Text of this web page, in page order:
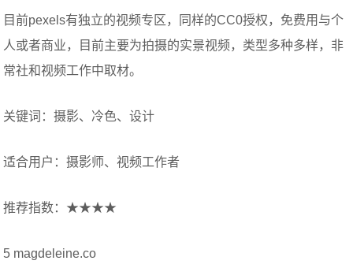
目前pexels有独立的视频专区，同样的CC0授权，免费用与个
人或者商业，目前主要为拍摄的实景视频，类型多种多样，非
常社和视频工作中取材。
关键词：摄影、冷色、设计
适合用户：摄影师、视频工作者
推荐指数：★★★★
5 magdeleine.co